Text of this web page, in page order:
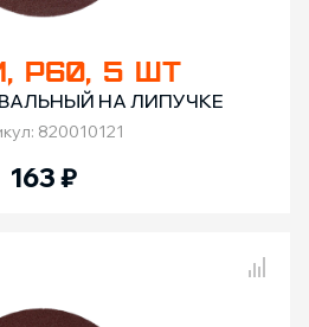
Р60, 5 ШТ
НА ЛИПУЧКЕ
820010121
163₽